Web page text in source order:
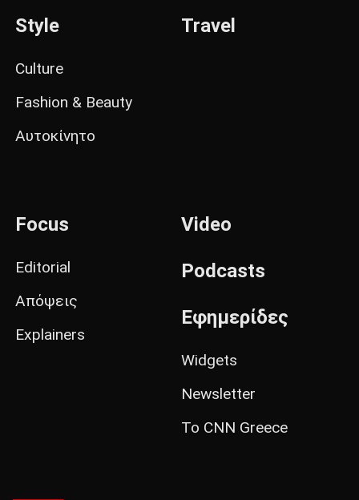
Style
Culture
Fashion & Beauty
Αυτοκίνητο
Travel
Focus
Editorial
Απόψεις
Explainers
Video
Podcasts
Εφημερίδες
Widgets
Newsletter
Το CNN Greece